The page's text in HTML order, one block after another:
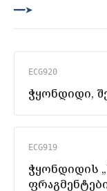
━━➤
ECG920
ჭყონდიდი,
ECG919
ჭყონდიდის